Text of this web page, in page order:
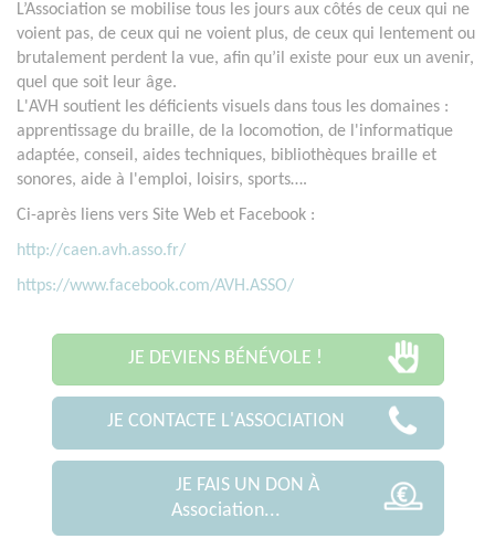
L’Association se mobilise tous les jours aux côtés de ceux qui ne
voient pas, de ceux qui ne voient plus, de ceux qui lentement ou
brutalement perdent la vue, afin qu’il existe pour eux un avenir,
quel que soit leur âge.
L'AVH soutient les déficients visuels dans tous les domaines :
apprentissage du braille, de la locomotion, de l'informatique
adaptée, conseil, aides techniques, bibliothèques braille et
sonores, aide à l'emploi, loisirs, sports….
Ci-après liens vers Site Web et Facebook :
http://caen.avh.asso.fr/
https://www.facebook.com/AVH.ASSO/
JE DEVIENS BÉNÉVOLE !
JE CONTACTE L'ASSOCIATION
JE FAIS UN DON À
Association...